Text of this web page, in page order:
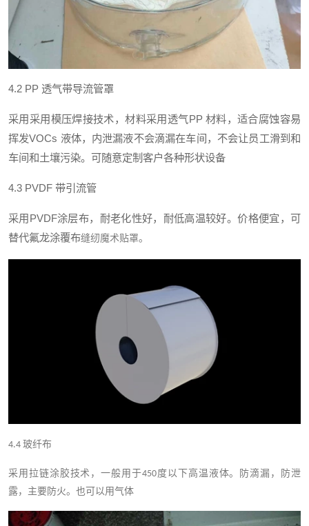
4.2 PP 透气带导流管罩
采用采用模压焊接技术，材料采用透气PP 材料，适合腐蚀容易
挥发VOCs 液体，内泄漏液不会滴漏在车间，不会让员工滑到和
车间和土壤污染。可随意定制客户各种形状设备
4.3 PVDF 带引流管
采用 PVDF涂层布，耐老化性好，耐低高温较好。价格便宜，可
替代氟龙涂覆布缝纫魔术贴罩。
4.4 玻纤布
采用拉链涂胶技术，一般用于450度以下高温液体。防滴漏，防泄
露，主要防火。也可以用气体